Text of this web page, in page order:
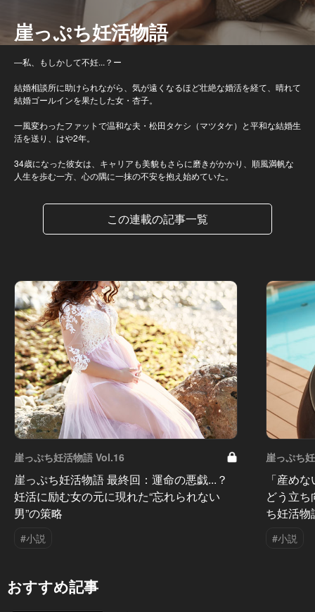
崖っぷち妊活物語
―私、もしかして不妊...？ー
結婚相談所に助けられながら、気が遠くなるほど壮絶な婚活を経て、晴れて
結婚ゴールインを果たした女・杏子。
一風変わったファットで温和な夫・松田タケシ（マツタケ）と平和な結婚生
活を送り、はや2年。
34歳になった彼女は、キャリアも美貌もさらに磨きがかかり、順風満帆な
人生を歩む一方、心の隅に一抹の不安を抱え始めていた。
この連載の記事一覧
崖っぷち妊活物語 Vol.16
崖っぷち妊活物語 最終回：運命の悪戯...？
妊活に励む女の元に現れた“忘れられない
男”の策略
#小説
崖っぷち
「産め
どう立
ち妊活物
#小説
おすすめ記事